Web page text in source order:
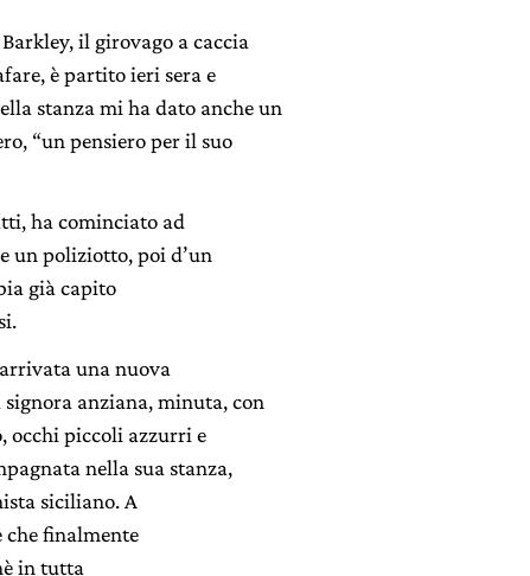
il girovago a caccia
è partito ieri sera e
stanza mi ha dato anche un
“un pensiero per il suo
ha cominciato ad
un poliziotto, poi d’un
già capito
una nuova
anziana, minuta, con
occhi piccoli azzurri e
nella sua stanza,
siciliano. A
finalmente
in tutta